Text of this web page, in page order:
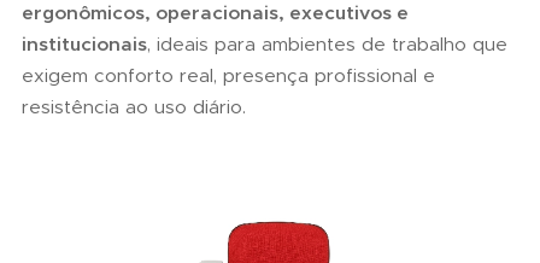
ergonômicos, operacionais, executivos e
institucionais, ideais para ambientes de trabalho que
exigem conforto real, presença profissional e
resistência ao uso diário.